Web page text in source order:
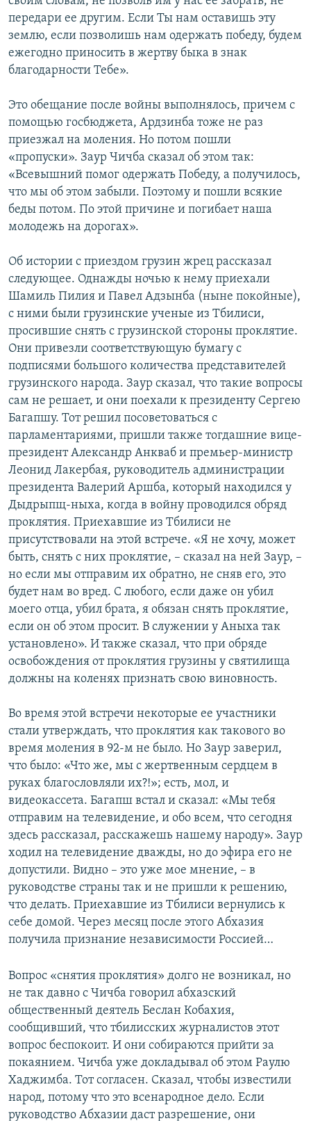
передари ее другим. Если Ты нам оставишь эту
землю, если позволишь нам одержать победу, будем
ежегодно приносить в жертву быка в знак
благодарности Тебе».
Это обещание после войны выполнялось, причем с
помощью госбюджета, Ардзинба тоже не раз
приезжал на моления. Но потом пошли
«пропуски». Заур Чичба сказал об этом так:
«Всевышний помог одержать Победу, а получилось,
что мы об этом забыли. Поэтому и пошли всякие
беды потом. По этой причине и погибает наша
молодежь на дорогах».
Об истории с приездом грузин жрец рассказал
следующее. Однажды ночью к нему приехали
Шамиль Пилия и Павел Адзынба (ныне покойные),
с ними были грузинские ученые из Тбилиси,
просившие снять с грузинской стороны проклятие.
Они привезли соответствующую бумагу с
подписями большого количества представителей
грузинского народа. Заур сказал, что такие вопросы
сам не решает, и они поехали к президенту Сергею
Багапшу. Тот решил посоветоваться с
парламентариями, пришли также тогдашние вице-
президент Александр Анкваб и премьер-министр
Леонид Лакербая, руководитель администрации
президента Валерий Аршба, который находился у
Дыдрыпщ-ныха, когда в войну проводился обряд
проклятия. Приехавшие из Тбилиси не
присутствовали на этой встрече. «Я не хочу, может
быть, снять с них проклятие, – сказал на ней Заур, –
но если мы отправим их обратно, не сняв его, это
будет нам во вред. С любого, если даже он убил
моего отца, убил брата, я обязан снять проклятие,
если он об этом просит. В служении у Аныха так
установлено». И также сказал, что при обряде
освобождения от проклятия грузины у святилища
должны на коленях признать свою виновность.
Во время этой встречи некоторые ее участники
стали утверждать, что проклятия как такового во
время моления в 92-м не было. Но Заур заверил,
что было: «Что же, мы с жертвенным сердцем в
руках благословляли их?!»; есть, мол, и
видеокассета. Багапш встал и сказал: «Мы тебя
отправим на телевидение, и обо всем, что сегодня
здесь рассказал, расскажешь нашему народу». Заур
ходил на телевидение дважды, но до эфира его не
допустили. Видно – это уже мое мнение, – в
руководстве страны так и не пришли к решению,
что делать. Приехавшие из Тбилиси вернулись к
себе домой. Через месяц после этого Абхазия
получила признание независимости Россией…
Вопрос «снятия проклятия» долго не возникал, но
не так давно с Чичба говорил абхазский
общественный деятель Беслан Кобахия,
сообщивший, что тбилисских журналистов этот
вопрос беспокоит. И они собираются прийти за
покаянием. Чичба уже докладывал об этом Раулю
Хаджимба. Тот согласен. Сказал, чтобы известили
народ, потому что это всенародное дело. Если
руководство Абхазии даст разрешение, они